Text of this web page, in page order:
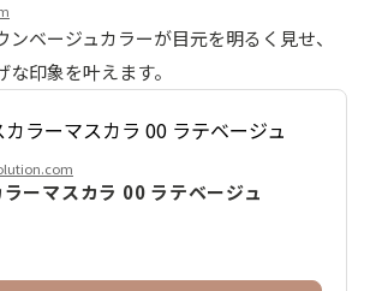
ンベージュカラーが目元を明るく見せ、
印象を叶えます。
ーマスカラ 00 ラテベージュ